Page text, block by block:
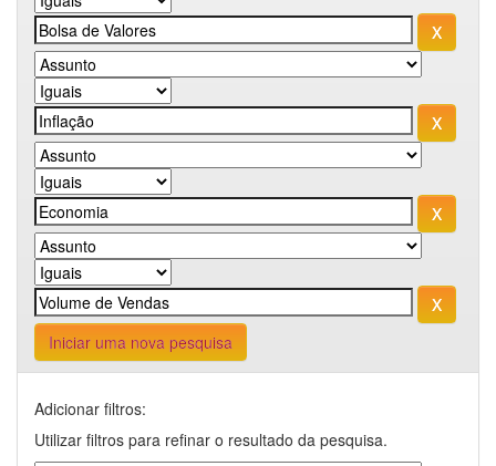
Iniciar uma nova pesquisa
Adicionar filtros:
Utilizar filtros para refinar o resultado da pesquisa.